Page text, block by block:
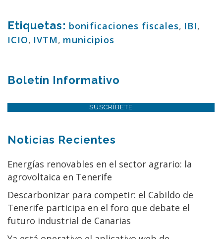
Etiquetas: bonificaciones fiscales, IBI,
ICIO, IVTM, municipios
Boletín Informativo
SUSCRÍBETE
Noticias Recientes
Energías renovables en el sector agrario: la
agrovoltaica en Tenerife
Descarbonizar para competir: el Cabildo de
Tenerife participa en el foro que debate el
futuro industrial de Canarias